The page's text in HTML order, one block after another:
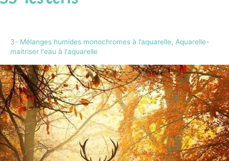
3- Mélanges humides monochromes à l’aquarelle, Aquarelle-
maitriser l'eau à l'aquarelle
les